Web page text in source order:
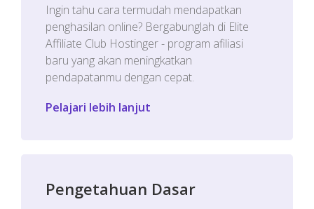
Ingin tahu cara termudah mendapatkan
penghasilan online? Bergabunglah di Elite
Affiliate Club Hostinger - program afiliasi
baru yang akan meningkatkan
pendapatanmu dengan cepat.
Pelajari lebih lanjut
Pengetahuan Dasar